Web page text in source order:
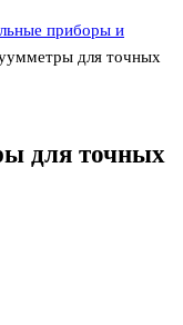
приборы и
для точных
для точных